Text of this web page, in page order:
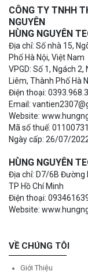
CÔNG TY TNHH
NGUYÊN
HÙNG NGUYÊN
Địa chỉ: Số nhà 15,
Phố Hà Nội, Việt Nam
VPGD: Số 1, Ngách
Liêm, Thành Phố Hà
Điện thoại:
Email:
Website:
Mã số thuế:
Ngày cấp: 26/07/
HÙNG NGUYÊN
Địa chỉ: D7/6B Đường
TP Hồ Chí Minh
Điện thoại:
Website:
VỀ CHÚNG TÔI
Giới Thiệu